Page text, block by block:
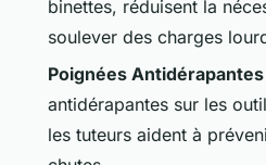
binettes, réduisent la
soulever des charges
Poignées Antidérapantes
antidérapantes sur les
les tuteurs aident à